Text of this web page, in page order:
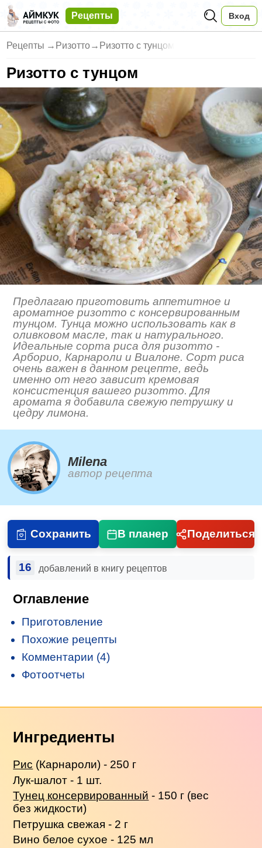
Рецепты Вход
Рецепты → Ризотто→ Ризотто с тунцом
Ризотто с тунцом
Предлагаю приготовить аппетитное и
ароматное ризотто с консервированным
тунцом. Тунца можно использовать как в
оливковом масле, так и натурального.
Идеальные сорта риса для ризотто -
Арборио, Карнароли и Виалоне. Сорт риса
очень важен в данном рецепте, ведь
именно от него зависит кремовая
консистенция вашего ризотто. Для
аромата я добавила свежую петрушку и
цедру лимона.
Milena
автор рецепта
Сохранить В планер Поделиться
16 добавлений в книгу рецептов
Оглавление
Приготовление
Похожие рецепты
Комментарии (4)
Фотоотчеты
Ингредиенты
Рис (Карнароли) - 250 г
Лук-шалот - 1 шт.
Тунец консервированный - 150 г (вес
без жидкости)
Петрушка свежая - 2 г
Вино белое сухое - 125 мл